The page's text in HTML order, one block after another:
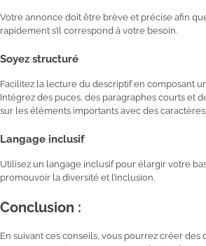
Votre annonce doit être brève et précise afin
rapidement s’il correspond à votre besoin.
Soyez structuré
Facilitez la lecture du descriptif en composant
Intégrez des puces, des paragraphes courts et
sur les éléments importants avec des caractères
Langage inclusif
Utilisez un langage inclusif pour élargir votre
promouvoir la diversité et l’inclusion.
Conclusion :
En suivant ces conseils, vous pourrez créer des